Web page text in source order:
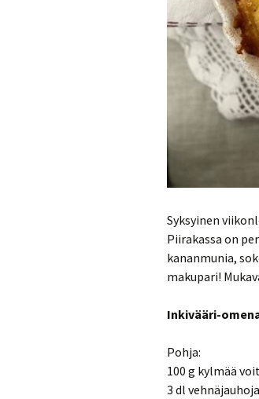
Syksyinen
Piirakassa on
kananmunia,
makupari!
Inkivääri-
Pohja:
100 g kylmää
3 dl vehnäjauhoja